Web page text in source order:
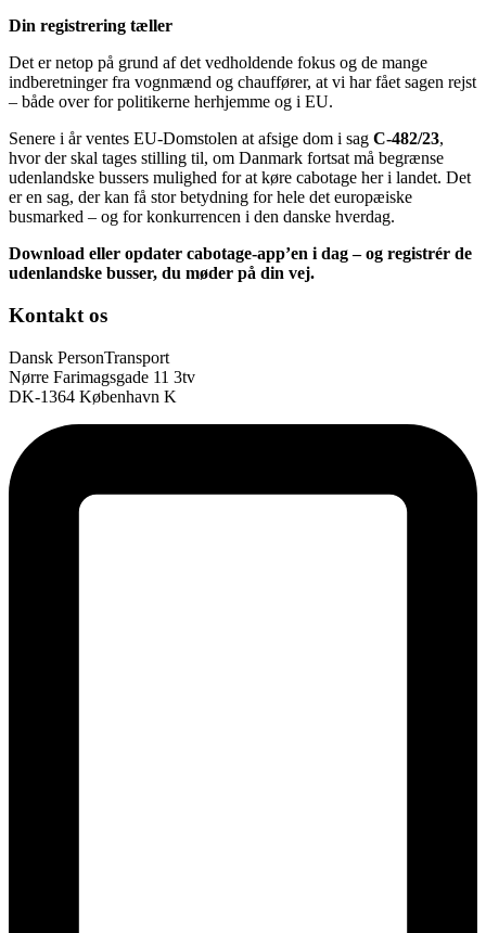
Din registrering tæller
Det er netop på grund af det vedholdende fokus og de mange
indberetninger fra vognmænd og chauffører, at vi har fået sagen rejst
– både over for politikerne herhjemme og i EU.
Senere i år ventes EU-Domstolen at afsige dom i sag C-482/23,
hvor der skal tages stilling til, om Danmark fortsat må begrænse
udenlandske bussers mulighed for at køre cabotage her i landet. Det
er en sag, der kan få stor betydning for hele det europæiske
busmarked – og for konkurrencen i den danske hverdag.
Download eller opdater cabotage‑app’en i dag – og registrér de
udenlandske busser, du møder på din vej.
Kontakt os
Dansk PersonTransport
Nørre Farimagsgade 11 3tv
DK-1364 København K